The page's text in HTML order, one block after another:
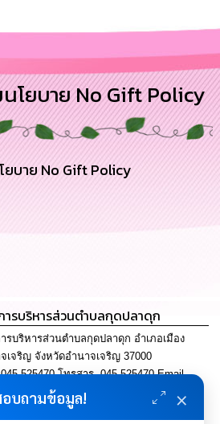
โยบาย No Gift Policy
ยบาย No Gift Policy
บถามข้อมูล! ×
ารบริหารส่วนตำบลกุดปลาดุก
รบริหารส่วนตำบลกุดปลาดุก อำเภอเมือง
เจริญ จังหวัดอำนาจเจริญ 37000
525470 โทรสาร. 045-525470 Email